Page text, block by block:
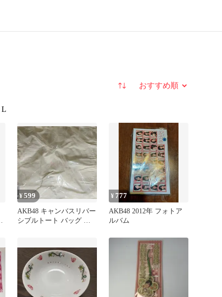
並び替え
L
¥599
AKB48 キャンバスリバー
シブルトート バッグ う
¥ 777
AKB48 2012年 フォトア
ルバム